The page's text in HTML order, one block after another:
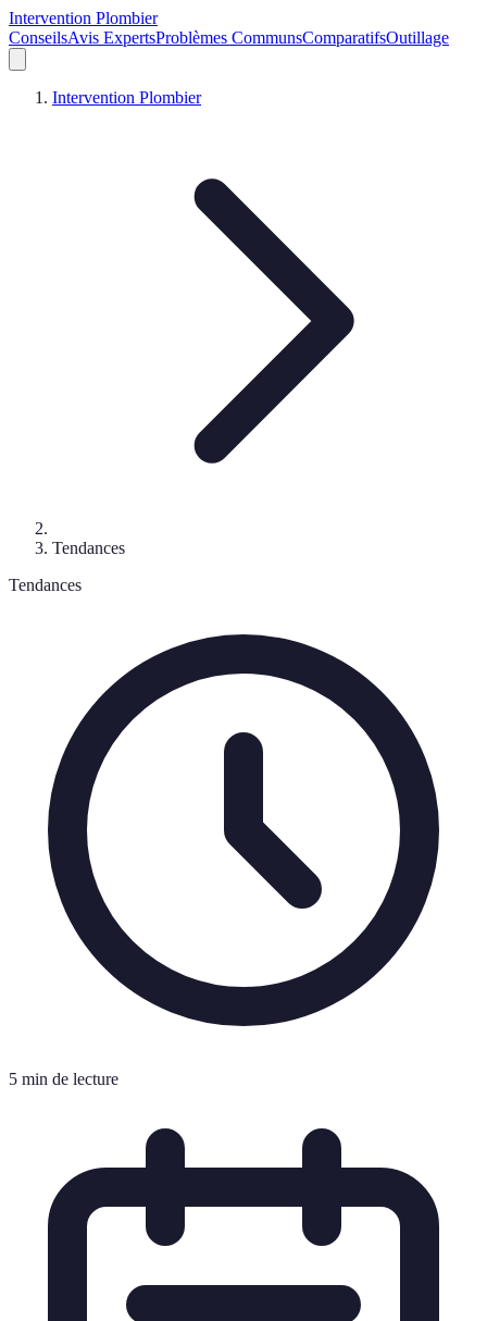
Intervention Plombier
ConseilsAvis ExpertsProblèmes CommunsComparatifsOutillage
Intervention Plombier
Tendances
Tendances
5 min de lecture